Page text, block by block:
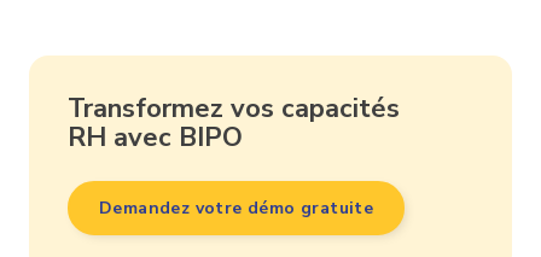
Transformez vos capacités
RH avec BIPO
Demandez votre démo gratuite